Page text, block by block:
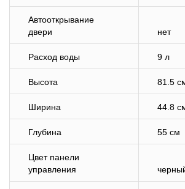
Автооткрывание
двери
нет
Расход воды 9 л
Высота 81.5
Ширина 44.8
Глубина 55 см
Цвет панели
управления